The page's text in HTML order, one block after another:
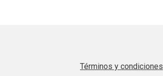
Términos y condiciones